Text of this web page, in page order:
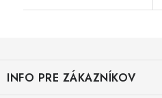
pINFO PRE ZÁKAZNÍKOV